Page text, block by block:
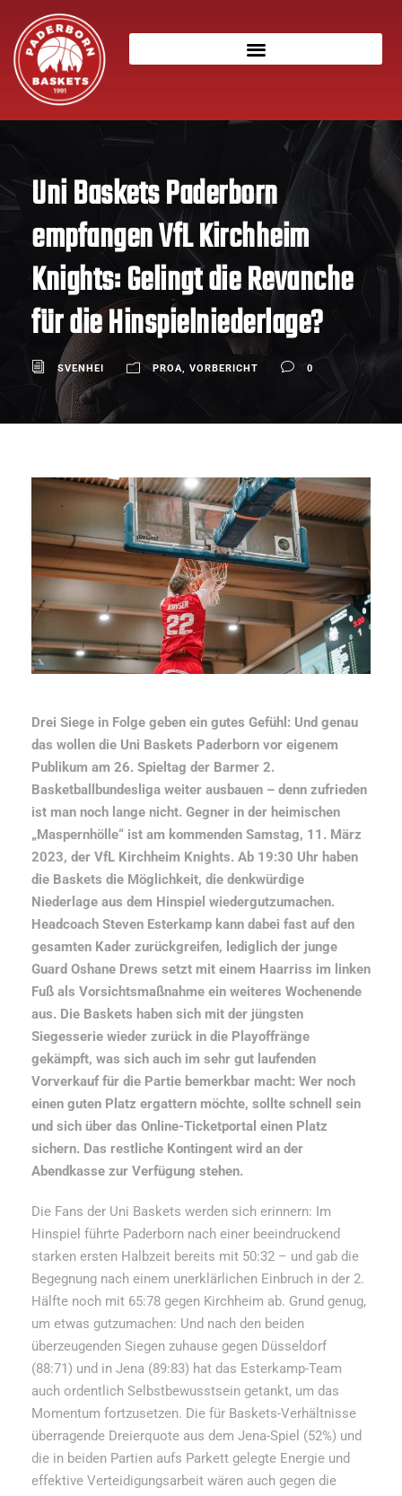
Uni Baskets Paderborn
empfangen VfL Kirchheim
Knights: Gelingt die Revanche
für die Hinspielniederlage?
SVENHEI PROA, VORBERICHT 0
Drei Siege in Folge geben ein gutes Gefühl: Und genau
das wollen die Uni Baskets Paderborn vor eigenem
Publikum am 26. Spieltag der Barmer 2.
Basketballbundesliga weiter ausbauen – denn zufrieden
ist man noch lange nicht. Gegner in der heimischen
„Maspernhölle“ ist am kommenden Samstag, 11. März
2023, der VfL Kirchheim Knights. Ab 19:30 Uhr haben
die Baskets die Möglichkeit, die denkwürdige
Niederlage aus dem Hinspiel wiedergutzumachen.
Headcoach Steven Esterkamp kann dabei fast auf den
gesamten Kader zurückgreifen, lediglich der junge
Guard Oshane Drews setzt mit einem Haarriss im linken
Fuß als Vorsichtsmaßnahme ein weiteres Wochenende
aus. Die Baskets haben sich mit der jüngsten
Siegesserie wieder zurück in die Playoffränge
gekämpft, was sich auch im sehr gut laufenden
Vorverkauf für die Partie bemerkbar macht: Wer noch
einen guten Platz ergattern möchte, sollte schnell sein
und sich über das Online-Ticketportal einen Platz
sichern. Das restliche Kontingent wird an der
Abendkasse zur Verfügung stehen.
Die Fans der Uni Baskets werden sich erinnern: Im
Hinspiel führte Paderborn nach einer beeindruckend
starken ersten Halbzeit bereits mit 50:32 – und gab die
Begegnung nach einem unerklärlichen Einbruch in der 2.
Hälfte noch mit 65:78 gegen Kirchheim ab. Grund genug,
um etwas gutzumachen: Und nach den beiden
überzeugenden Siegen zuhause gegen Düsseldorf
(88:71) und in Jena (89:83) hat das Esterkamp-Team
auch ordentlich Selbstbewusstsein getankt, um das
Momentum fortzusetzen. Die für Baskets-Verhältnisse
überragende Dreierquote aus dem Jena-Spiel (52%) und
die in beiden Partien aufs Parkett gelegte Energie und
effektive Verteidigungsarbeit wären auch gegen die